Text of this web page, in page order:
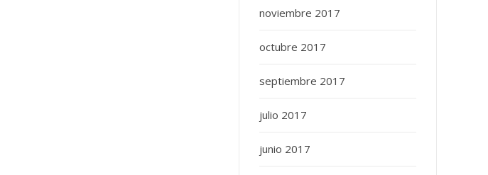
noviembre 2017
octubre 2017
septiembre 2017
julio 2017
junio 2017